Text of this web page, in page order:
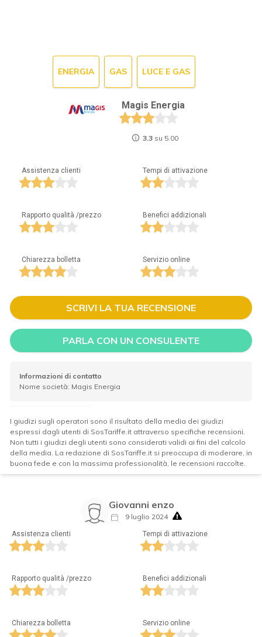
ENERGIA GAS LUCE E GAS
Magis Energia
3.3su 5.00
Assistenza clienti Tempi di attivazione
Rapporto qualità /prezzo Benefici addizionali
Chiarezza bolletta Servizio online
SCRIVI LA TUA RECENSIONE
PARLA CON UN CONSULENTE
Informazioni di contatto
Nome società: Magis Energia
I giudizi sugli operatori sono il risultato della media dei giudizi
espressi dagli utenti di SosTariffe.it attraverso specifiche recensioni.
Non tutti i giudizi degli utenti sono considerati validi ai fini del calcolo
della media. La redazione di SosTariffe.it si preoccupa di moderare, in
buona fede e con la massima professionalità, le recensioni raccolte.
Giovanni enzo
9 luglio 2024
Assistenza clienti Tempi di attivazione
Rapporto qualità /prezzo Benefici addizionali
Chiarezza bolletta Servizio online